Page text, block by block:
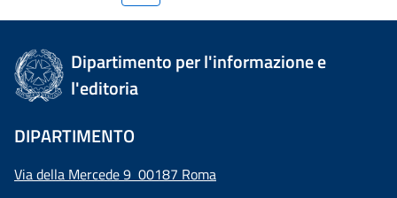
Dipartimento per l'informazione e
l'editoria
DIPARTIMENTO
Via della Mercede 9 00187 Roma